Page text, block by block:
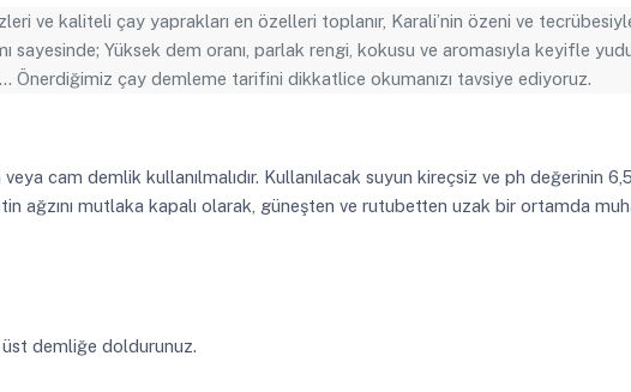
ve kaliteli çay yaprakları en özelleri toplanır, Karali’nin özeni ve
sayesinde; Yüksek dem oranı, parlak rengi, kokusu ve aromasıyla keyifle
Önerdiğimiz çay demleme tarifini dikkatlice okumanızı tavsiye ediyoruz.
cam demlik kullanılmalıdır. Kullanılacak suyun kireçsiz ve ph değerinin 6,5
ağzını mutlaka kapalı olarak, güneşten ve rutubetten uzak bir ortamda
demliğe doldurunuz.